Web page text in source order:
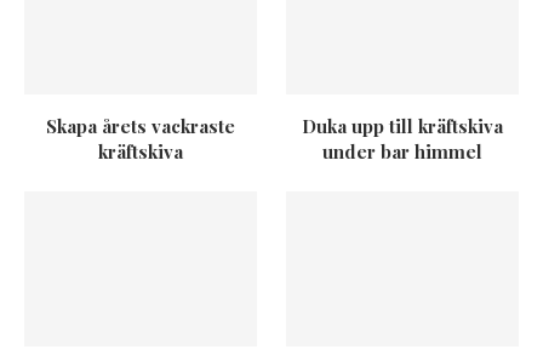
Skapa årets vackraste
kräftskiva
Duka upp till kräftskiva
under bar himmel